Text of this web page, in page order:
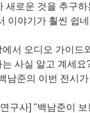
새로운 것을 추구
이야기가 훨씬 쉽
서 오디오 가이드
사실 알고 계세
준의 이번 전시
구사] "백남준이